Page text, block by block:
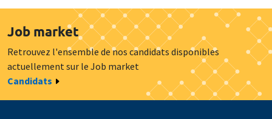
Job market
Retrouvez l'ensemble de nos candidats disponibles
actuellement sur le Job market
Candidats